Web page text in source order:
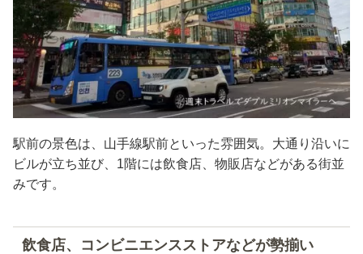
駅前の景色は、山手線駅前といった雰囲気。大通り沿いに
ビルが立ち並び、1階には飲食店、物販店などがある街並
みです。
飲食店、コンビニエンスストアなどが勢揃い